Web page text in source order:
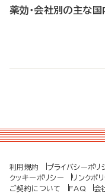
薬効・会社別の主な
利用規約 プライバシーポリ
クッキーポリシー
リンクポ
ご契約について
FAQ 会